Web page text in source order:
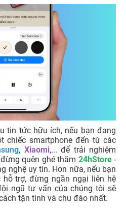
tin tức hữu ích, nếu bạn đang
chiếc smartphone đến từ các
, Xiaomi,... để trải nghiệm
quên ghé thăm 24hStore-
nghệ uy tín. Hơn nữa, nếu bạn
trợ, đừng ngần ngại liên hệ
ngũ tư vấn của chúng tôi sẽ
tận tình và chu đáo nhất.